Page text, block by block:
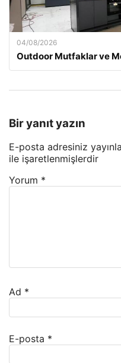
04/08/2026
Outdoor Mutfaklar ve
Bir yanıt yazın
E-posta adresiniz
ile işaretlenmişlerdir
Yorum *
Ad *
E-posta *